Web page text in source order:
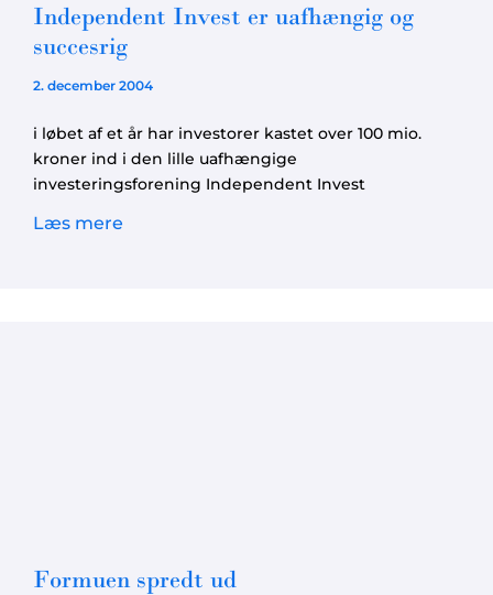
Independent Invest er uafhængig og
succesrig
2. december 2004
i løbet af et år har investorer kastet over 100 mio.
kroner ind i den lille uafhængige
investeringsforening Independent Invest
Læs mere
Formuen spredt ud